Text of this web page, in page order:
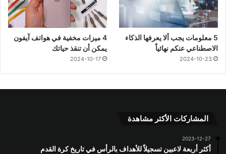
5 معلومات يجب ألا يعرفها الذكاء
الاصطناعي عنكم نهائياً
2024-10-23
4 ميزات مخفية في هواتف آيفون
يمكن أن تنقذ حياتك
2024-10-17
المشاركات الأكثر مشاهدة
2023-12-27
أكثر أربعة لاعبين تسجيلاً للأهداف بالرأس في تاريخ كرة القدم